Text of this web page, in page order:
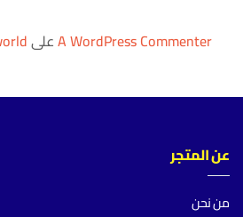
A WordPress Commenterعلى
عن المتجر
من نحن